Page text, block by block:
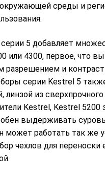
Kestrel
среды и
5 добавляет
или 4300, первое, что
разрешением и
серии Kestrel 5
линзой из
Kestrel, Kestrel
выдерживать
может работать так же
чехлов для